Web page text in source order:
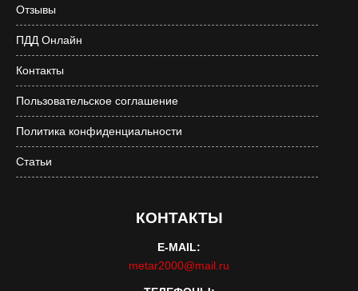
Отзывы
ПДД Онлайн
Контакты
Пользовательское соглашение
Политика конфиденциальности
Статьи
КОНТАКТЫ
E-MAIL:
metar2000@mail.ru